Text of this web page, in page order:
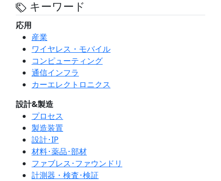
キーワード
応用
産業
ワイヤレス・モバイル
コンピューティング
通信インフラ
カーエレクトロニクス
設計&製造
プロセス
製造装置
設計･IP
材料･薬品･部材
ファブレス･ファウンドリ
計測器・検査･検証